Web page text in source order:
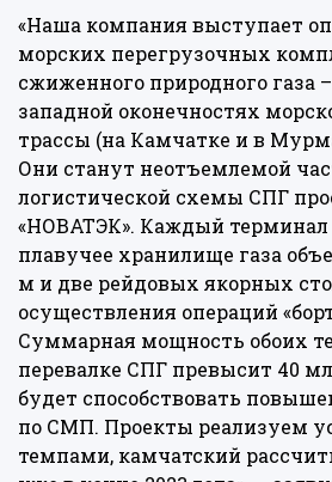
«Наша компания выступает
морских перегрузочных
сжиженного природного газа
западной оконечностях
трассы (на Камчатке и в
Они станут неотъемлемой
логистической схемы СПГ
«НОВАТЭК». Каждый терминал
плавучее хранилище газа
м и две рейдовых якорных
осуществления операций
Суммарная мощность обоих
перевалке СПГ превысит 40
будет способствовать
по СМП. Проекты реализуем
темпами, камчатский